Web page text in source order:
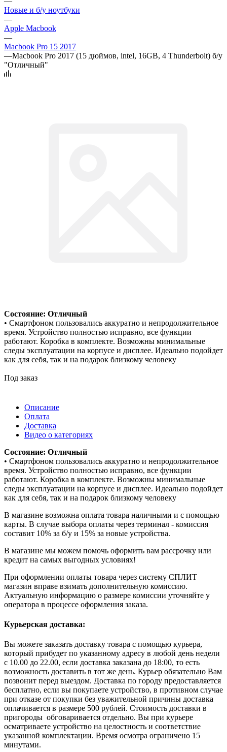
Новые и б/у ноутбуки
—
Apple Macbook
—
Macbook Pro 15 2017
—Macbook Pro 2017 (15 дюймов, intel, 16GB, 4 Thunderbolt) б/у
"Отличный"
Состояние: Отличный
• Смартфоном пользовались аккуратно и непродолжительное
время. Устройство полностью исправно, все функции
работают. Коробка в комплекте. Возможны минимальные
следы эксплуатации на корпусе и дисплее. Идеально подойдет
как для себя, так и на подарок близкому человеку
Под заказ
Описание
Оплата
Доставка
Видео о категориях
Состояние: Отличный
• Смартфоном пользовались аккуратно и непродолжительное
время. Устройство полностью исправно, все функции
работают. Коробка в комплекте. Возможны минимальные
следы эксплуатации на корпусе и дисплее. Идеально подойдет
как для себя, так и на подарок близкому человеку
В магазине возможна оплата товара наличными и с помощью
карты. В случае выбора оплаты через терминал - комиссия
составит 10% за б/у и 15% за новые устройства.
В магазине мы можем помочь оформить вам рассрочку или
кредит на самых выгодных условиях!
При оформлении оплаты товара через систему СПЛИТ
магазин вправе взимать дополнительную комиссию.
Актуальную информацию о размере комиссии уточняйте у
оператора в процессе оформления заказа.
Курьерская доставка:
Вы можете заказать доставку товара с помощью курьера,
который прибудет по указанному адресу в любой день недели
с 10.00 до 22.00, если доставка заказана до 18:00, то есть
возможность доставить в тот же день. Курьер обязательно Вам
позвонит перед выездом. Доставка по городу предоставляется
бесплатно, если вы покупаете устройство, в противном случае
при отказе от покупки без уважительной причины доставка
оплачивается в размере 500 рублей. Стоимость доставки в
пригороды обговаривается отдельно. Вы при курьере
осматриваете устройство на целостность и соответствие
указанной комплектации. Время осмотра ограничено 15
минутами.